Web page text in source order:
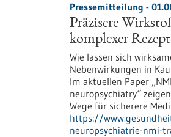
Pressemitteilung -
Präzisere
komplexer
Wie lassen sich
Nebenwirkungen in
Im aktuellen Paper
neuropsychiatry“
Wege für sicherere
https://
neuropsychiatrie-nmi-